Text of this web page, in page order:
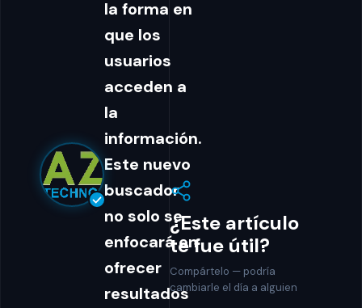
la forma en
que los
usuarios
acceden a
la
información.
Este nuevo
buscador
no solo se
enfocará en
ofrecer
resultados
¿Este artículo
te fue útil?
Compártelo — podría
cambiarle el día a alguien